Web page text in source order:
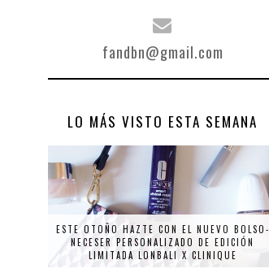
fandbn@gmail.com
LO MÁS VISTO ESTA SEMANA
ESTE OTOÑO HAZTE CON EL NUEVO BOLSO-
NECESER PERSONALIZADO DE EDICIÓN
LIMITADA LONBALI X CLINIQUE